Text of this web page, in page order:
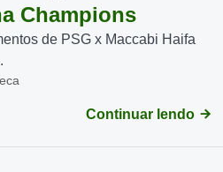
Champions
de PSG x Maccabi Haifa
Continuar lendo